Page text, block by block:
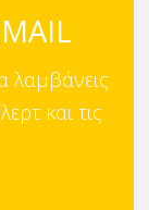
λαμβάνεις
και τις